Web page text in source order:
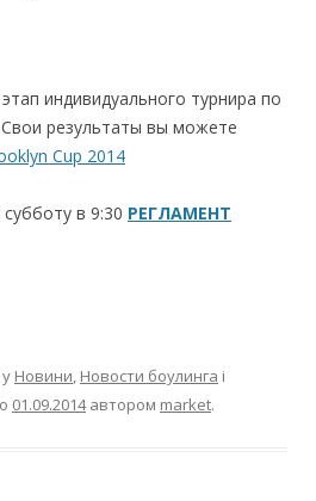
индивидуального турнира по
результаты вы можете
Cup 2014
в 9:30 РЕГЛАМЕНТ
Новини, Новости боулинга і
о 01.09.2014 автором market.